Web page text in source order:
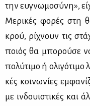
την ευ­γνω­μο­σύ­νη»,
Με­ρι­κές φο­ρές στη
κρού, ρί­χνουν τις
ποιός θα μπο­ρού­σε να
πο­λύ­τι­μο ή
κές κοι­νω­νί­ες
με ιν­δουι­στι­κές